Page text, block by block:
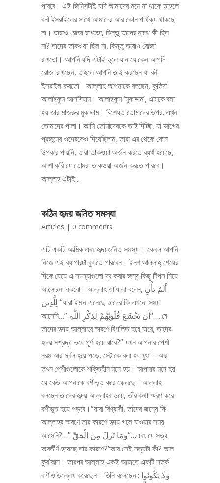
পারবে। এই জিনিসটাই যদি আমাদের মনে না থাকে তাহলে
বনী ইসরাইলের সাথে আমাদের আর কোন পার্থক্য থাকছে
না। তারাও রোজা রাখতো, কিন্তু তাদের মাঝে কী ছিল
না? তাদের তাকওয়া ছিল না, কিন্তু তারাও রোজা
রাখতো। আপনি যদি এটাই ভুলে যান যে কেন আপনি
রোজা রাখছেন, তাহলে আপনি তাই করছেন যা বনী
ইসরাইল করতো। আল্লাহ আপনাকে বলছেন, কুতিবা
আলাইকুম আসসিয়াম। আলাইকুম ‘মুকাদ্দাম’, এটাকে বলা
হয় জার মাজরুর মুকাদ্দাম। বিশেষত তোমাদের উপর, এখন
তোমাদের পালা। আমি তোমাদেরকে তাই দিচ্ছি, যা আগের
প্রজন্মের ওদেরকেও দিয়েছিলাম, তারা এর থেকে কোন
উপকার পায়নি, তারা তাকওয়া অর্জন করতে ব্যর্থ হয়েছে,
আশা করি যে তোমরা তাকওয়া অর্জন করতে পারবে।
আল্লাহ এটাই...
কঠিন হৃদয় জনিত সমস্যা
Articles | 0 comments
এটি একটি আত্মিক এবং হৃদয়জনিত সমস্যা। কেবল আপনি
নিজে এই ব্যাপারটা বুঝতে পারবেন। ইনশাআল্লাহ্‌ শেষের
দিকে যেয়ে এ সমস্যাগুলো দূর করার জন্য কিছু টিপস নিয়ে
আলোচনা করবো। আল্লাহ তা’য়ালা বলেন, أَلَمْ يَأْنِ
لِلَّذِينَ “যারা ইমান এনেছে তাদের কি এখনো সময়
আসেনি…” أَن تَخْشَعَ قُلُوبُهُمْ لِذِكْرِ اللَّهِ“…..যে
তাদের হৃদয় আল্লাহর স্মরণে বিগলিত হয়ে যাবে, তাদের
হৃদয় সশ্রদ্ধ ভয়ে পূর্ণ হয়ে যাবে?” যখন আপনার পেশী
নরম আর দুর্বল হয়ে পড়ে, সেটাকে বলা হয় খুশু’। আর
তখন পেশীগুলোকে শক্তিহীন মনে হয়। আপনার মনে হয়
যে কেউ আপনাকে বশীভূত করে ফেলছে। আল্লাহ
বলছেন তাদের হৃদয় আল্লাহর ভয়ে, তাঁর কথা স্মরণ করে
বশীভূত হয়ে পড়বে।“যারা বিশ্বাসী, তাদের জন্যে কি
আল্লাহর স্মরণে তার কারণে হৃদয় গলে যাওয়ার সময়
আসেনি?…” وَمَا نَزَلَ مِنَ الْحَقِّ“…এবং যে সত্য
অবর্তীর্ণ হয়েছে তার কারণে?”আর সেই সত্যটা কী? আল
কুর’আন। তারপর আল্লাহ একই আয়াতে একটি সতর্ক
বাণীও উল্লেখ করেছেন। তিনি বলেছেন : وَلَا يَكُونُوا